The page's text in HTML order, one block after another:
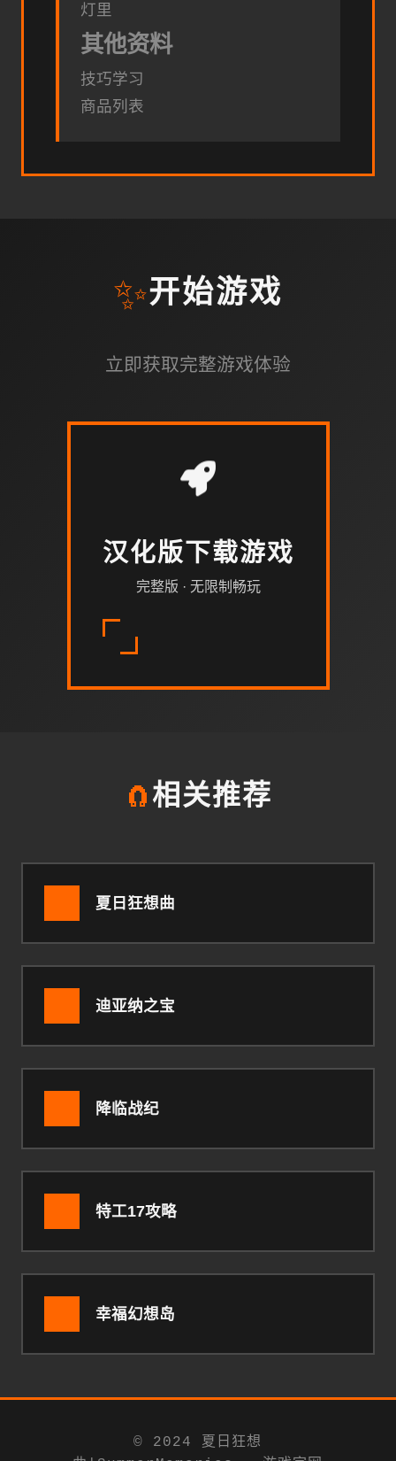
灯里
其他资料
技巧学习
商品列表
✨开始游戏
立即获取完整游戏体验
汉化版下载游戏
完整版 · 无限制畅玩
🧲相关推荐
夏日狂想曲
迪亚纳之宝
降临战纪
特工17攻略
幸福幻想岛
© 2024 夏日狂想